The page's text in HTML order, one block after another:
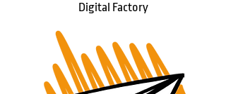
Digital Factory